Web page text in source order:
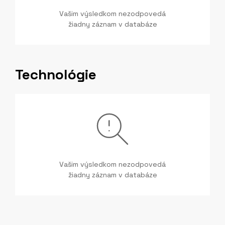
Vašim výsledkom nezodpovedá
žiadny záznam v databáze
Technológie
Vašim výsledkom nezodpovedá
žiadny záznam v databáze